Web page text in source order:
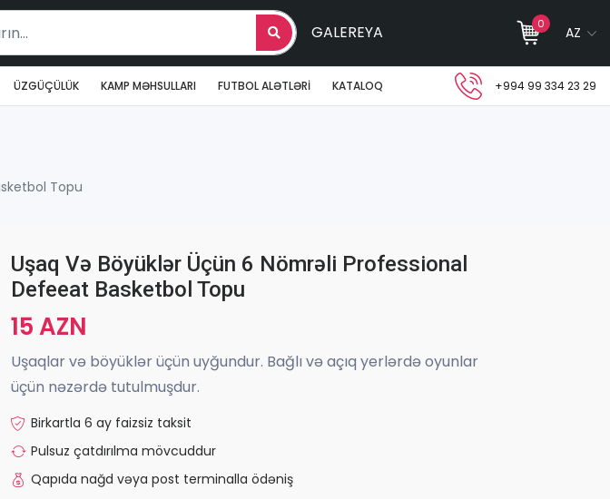
GALEREYA 0
AZ
ÜZGÜÇÜLÜK KAMP MƏHSULLARI FUTBOL ALƏTLƏRI KATALOQ +994 99 334 23 29
Topu
Uşaq Və Böyüklər Üçün 6 Nömrəli Professional
Defeeat Basketbol Topu
15 AZN
Uşaqlar və böyüklər üçün uyğundur. Bağlı və açıq yerlərdə oyunlar
üçün nəzərdə tutulmuşdur.
Birkartla 6 ay faizsiz taksit
Pulsuz çatdırılma mövcuddur
Qapıda nağd vəya post terminalla ödəniş